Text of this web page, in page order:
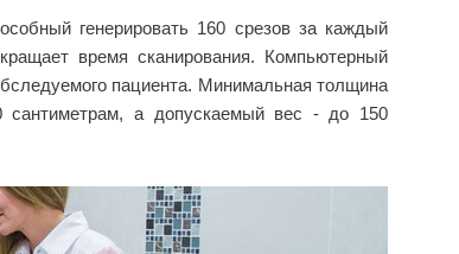
генерировать 160 срезов за каждый
время сканирования. Компьютерный
пациента. Минимальная толщина
сантиметрам, а допускаемый вес - до 150